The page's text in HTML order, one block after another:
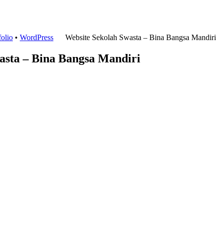
• WordPress Website Sekolah Swasta – Bina Bangsa Mandiri
– Bina Bangsa Mandiri